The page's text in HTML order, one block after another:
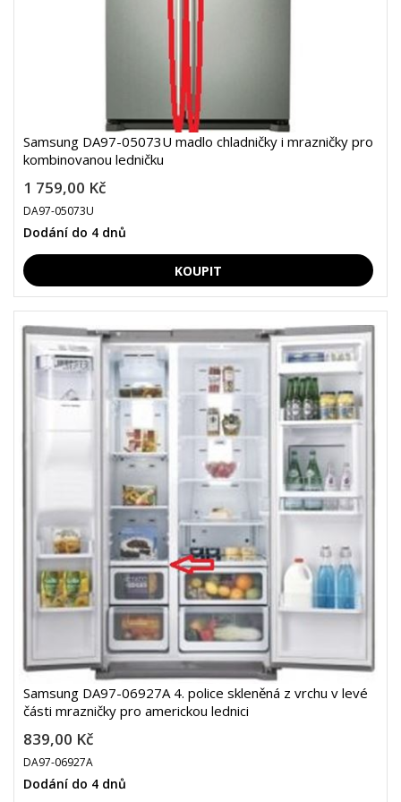
Samsung DA97-05073U madlo chladničky i mrazničky pro
kombinovanou ledničku
1 759,00 Kč
DA97-05073U
Dodání do 4 dnů
Samsung DA97-06927A 4. police skleněná z vrchu v levé
části mrazničky pro americkou lednici
839,00 Kč
DA97-06927A
Dodání do 4 dnů